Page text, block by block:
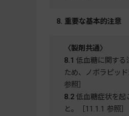
8. 重要な基本的注意
〈製剤共通〉
8.1 低血糖に関する
ため、ノボラピッ
参照］
8.2低血糖症状を起
と。［11.1.1 参照］